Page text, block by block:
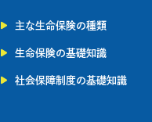
主な生命保険の種類
生命保険の基礎知識
社会保障制度の基礎知識